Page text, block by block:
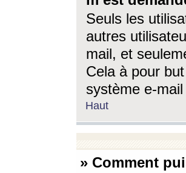
Seuls les
autres
mail, et
Cela à pour
système e-
Haut
» Comment